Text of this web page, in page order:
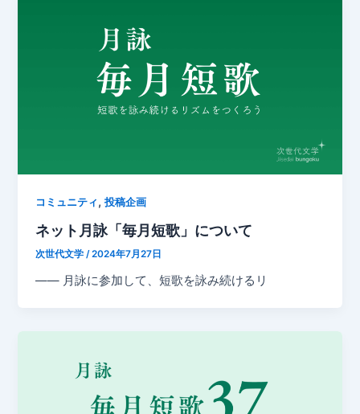
コミュニティ ,投稿企画
ネット月詠「毎月短歌」について
次世代文学/2024年7月27日
—— 月詠に参加して、短歌を詠み続けるリ